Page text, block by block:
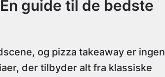
guide til de bedste
og pizza takeaway er ingen
der tilbyder alt fra klassiske